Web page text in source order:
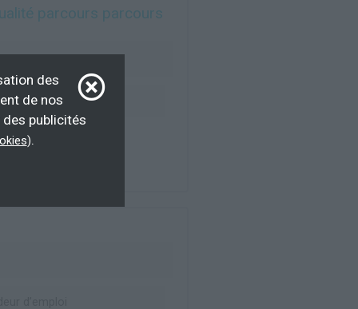
parcours parcours
d’emploi
des
de nos
publicités
).